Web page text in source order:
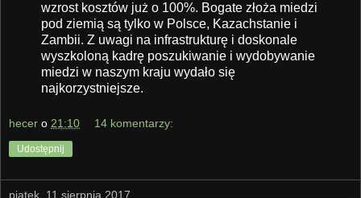
wzrost kosztów już o 100%. Bogate złoża miedzi
pod ziemią są tylko w Polsce, Kazachstanie i
Zambii. Z uwagi na infrastrukturę i doskonale
wyszkoloną kadrę poszukiwanie i wydobywanie
miedzi w naszym kraju wydało się
najkorzystniejsze.
hecer o 21:10 14 komentarzy:
Udostępnij
piątek, 11 sierpnia 2017